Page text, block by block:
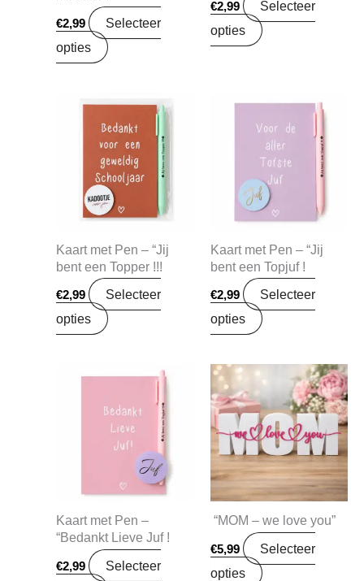
€2,99
Selecteer
opties
€2,99
Selecteer
opties
Kaart met Pen – “Jij
bent een Topper !!!
€2,99
Selecteer
opties
Kaart met Pen – “Jij
bent een Topjuf !
€2,99
Selecteer
opties
Kaart met Pen –
“Bedankt Lieve Juf !
€2,99
Selecteer
“MOM – we love you”
€5,99
Selecteer
opties